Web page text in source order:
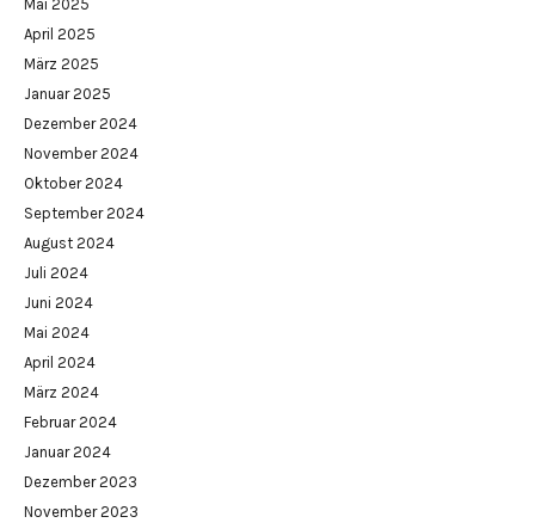
Mai 2025
April 2025
März 2025
Januar 2025
Dezember 2024
November 2024
Oktober 2024
September 2024
August 2024
Juli 2024
Juni 2024
Mai 2024
April 2024
März 2024
Februar 2024
Januar 2024
Dezember 2023
November 2023